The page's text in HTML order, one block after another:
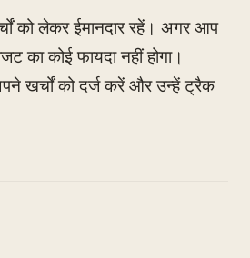
को लेकर ईमानदार रहें। अगर आप
का कोई फायदा नहीं होगा।
खर्चों को दर्ज करें और उन्हें ट्रैक